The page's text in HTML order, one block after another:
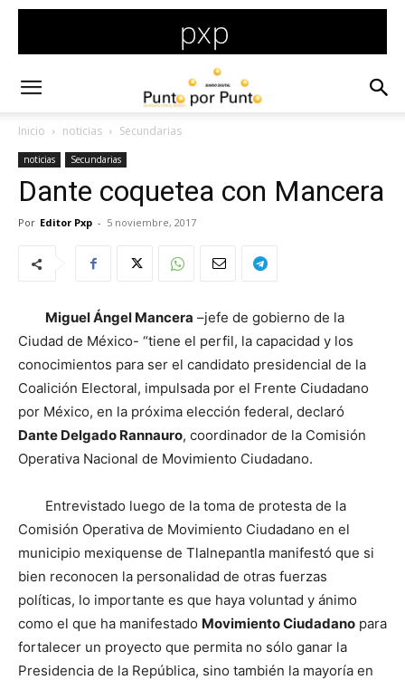
Inicio noticias Secundarias
noticias Secundarias
Dante coquetea con Mancera
Por Editor Pxp - 5 noviembre, 2017
Miguel Ángel Mancera –jefe de gobierno de la
Ciudad de México- “tiene el perfil, la capacidad y los
conocimientos para ser el candidato presidencial de la
Coalición Electoral, impulsada por el Frente Ciudadano
por México, en la próxima elección federal, declaró
Dante Delgado Rannauro, coordinador de la Comisión
Operativa Nacional de Movimiento Ciudadano.
Entrevistado luego de la toma de protesta de la
Comisión Operativa de Movimiento Ciudadano en el
municipio mexiquense de Tlalnepantla manifestó que si
bien reconocen la personalidad de otras fuerzas
políticas, lo importante es que haya voluntad y ánimo
como el que ha manifestado Movimiento Ciudadano para
fortalecer un proyecto que permita no sólo ganar la
Presidencia de la República, sino también la mayoría en